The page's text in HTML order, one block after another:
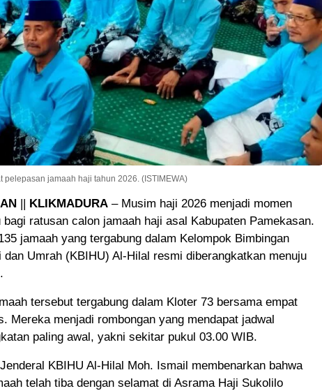
jamaah haji tahun 2026. (ISTIMEWA)
KLIKMADURA – Musim haji 2026 menjadi momen
bagi ratusan calon jamaah haji asal Kabupaten Pamekasan.
jamaah yang tergabung dalam Kelompok Bimbingan
dan Umrah (KBIHU) Al-Hilal resmi diberangkatkan menuju
tersebut tergabung dalam Kloter 73 bersama empat
Mereka menjadi rombongan yang mendapat jadwal
paling awal, yakni sekitar pukul 03.00 WIB.
KBIHU Al-Hilal Moh. Ismail membenarkan bahwa
telah tiba dengan selamat di Asrama Haji Sukolilo